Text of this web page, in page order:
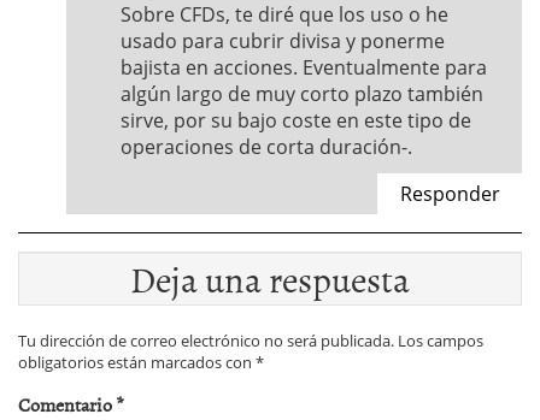
Sobre CFDs, te diré que los uso o he
usado para cubrir divisa y ponerme
bajista en acciones. Eventualmente para
algún largo de muy corto plazo también
sirve, por su bajo coste en este tipo de
operaciones de corta duración-.
Responder
Deja una respuesta
Tu dirección de correo electrónico no será publicada. Los campos
obligatorios están marcados con *
Comentario*